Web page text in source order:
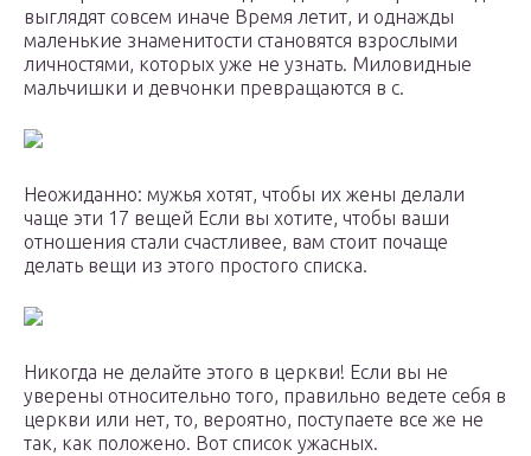
выглядят совсем иначе Время летит, и однажды
маленькие знаменитости становятся взрослыми
личностями, которых уже не узнать. Миловидные
мальчишки и девчонки превращаются в с.
Неожиданно: мужья хотят, чтобы их жены делали
чаще эти 17 вещей Если вы хотите, чтобы ваши
отношения стали счастливее, вам стоит почаще
делать вещи из этого простого списка.
Никогда не делайте этого в церкви! Если вы не
уверены относительно того, правильно ведете себя в
церкви или нет, то, вероятно, поступаете все же не
так, как положено. Вот список ужасных.